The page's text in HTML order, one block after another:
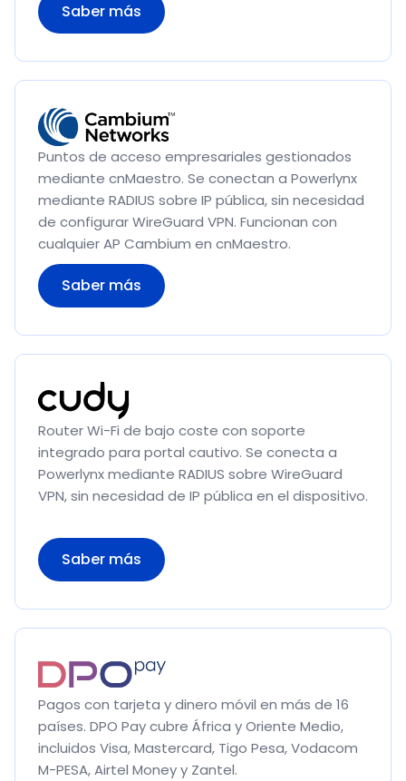
Saber más
Puntos de acceso empresariales gestionados
mediante cnMaestro. Se conectan a Powerlynx
mediante RADIUS sobre IP pública, sin necesidad
de configurar WireGuard VPN. Funcionan con
cualquier AP Cambium en cnMaestro.
Saber más
Router Wi-Fi de bajo coste con soporte
integrado para portal cautivo. Se conecta a
Powerlynx mediante RADIUS sobre WireGuard
VPN, sin necesidad de IP pública en el dispositivo.
Saber más
Pagos con tarjeta y dinero móvil en más de 16
países. DPO Pay cubre África y Oriente Medio,
incluidos Visa, Mastercard, Tigo Pesa, Vodacom
M-PESA, Airtel Money y Zantel.